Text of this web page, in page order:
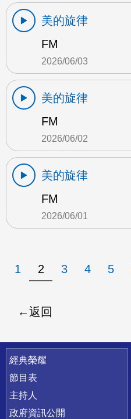
美的旋律
FM
2026/06/03
美的旋律
FM
2026/06/02
美的旋律
FM
2026/06/01
1 2 3 4 5
返回
快速連結
經典榮耀
節目表
主持人
政府資訊公開